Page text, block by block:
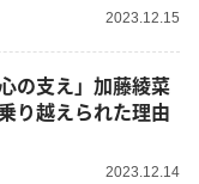
2023.12.15
の支え」加藤綾菜
り越えられた理由
2023.12.14